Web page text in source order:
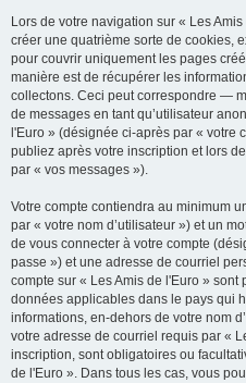
Lors de votre navigation sur « Les
créer une quatrième sorte de cookies,
pour couvrir uniquement les pages
manière est de récupérer les
collectons. Ceci peut correspondre —
de messages en tant qu’utilisateur
l'Euro » (désignée ci-après par « votre
publiez après votre inscription et lors
par « vos messages »).
Votre compte contiendra au minimum
par « votre nom d’utilisateur ») et un
de vous connecter à votre compte
passe ») et une adresse de courriel
compte sur « Les Amis de l'Euro »
données applicables dans le pays qui
informations, en-dehors de votre nom
votre adresse de courriel requis par «
inscription, sont obligatoires ou
de l'Euro ». Dans tous les cas, vous